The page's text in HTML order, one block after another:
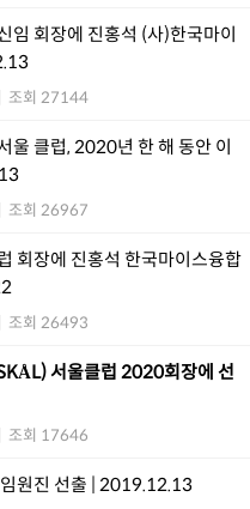
임 회장에 진홍석 (사)한국마이
조회 27144
울 클럽, 2020년 한 해 동안 이
조회 26967
회장에 진홍석 한국마이스융합
조회 26493
서울클럽 2020회장에 선
조회 17646
원진 선출 | 2019.12.13